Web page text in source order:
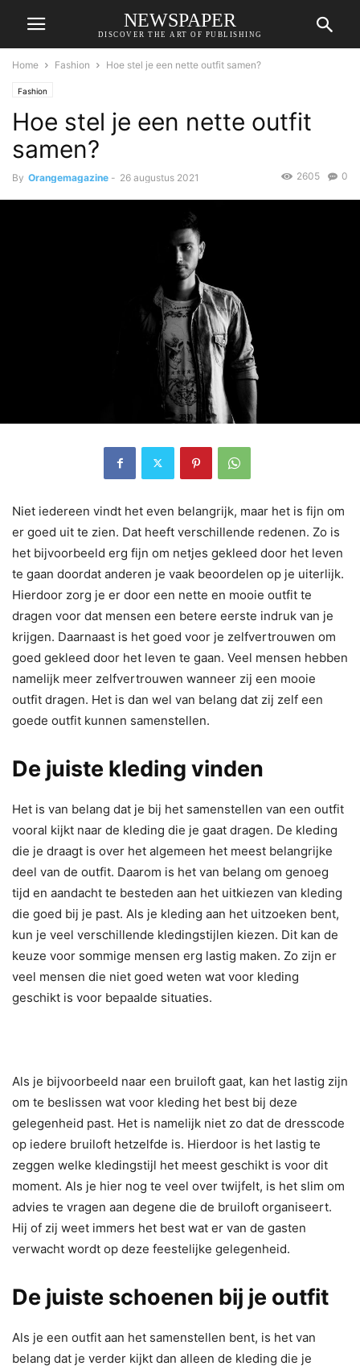
NEWSPAPER
DISCOVER THE ART OF PUBLISHING
Home Fashion Hoe stel je een nette outfit samen?
Fashion
Hoe stel je een nette outfit
samen?
By Orangemagazine - 26 augustus 2021 0
2605
Niet iedereen vindt het even belangrijk, maar het is fijn om
er goed uit te zien. Dat heeft verschillende redenen. Zo is
het bijvoorbeeld erg fijn om netjes gekleed door het leven
te gaan doordat anderen je vaak beoordelen op je uiterlijk.
Hierdoor zorg je er door een nette en mooie outfit te
dragen voor dat mensen een betere eerste indruk van je
krijgen. Daarnaast is het goed voor je zelfvertrouwen om
goed gekleed door het leven te gaan. Veel mensen hebben
namelijk meer zelfvertrouwen wanneer zij een mooie
outfit dragen. Het is dan wel van belang dat zij zelf een
goede outfit kunnen samenstellen.
De juiste kleding vinden
Het is van belang dat je bij het samenstellen van een outfit
vooral kijkt naar de kleding die je gaat dragen. De kleding
die je draagt is over het algemeen het meest belangrijke
deel van de outfit. Daarom is het van belang om genoeg
tijd en aandacht te besteden aan het uitkiezen van kleding
die goed bij je past. Als je kleding aan het uitzoeken bent,
kun je veel verschillende kledingstijlen kiezen. Dit kan de
keuze voor sommige mensen erg lastig maken. Zo zijn er
veel mensen die niet goed weten wat voor kleding
geschikt is voor bepaalde situaties.
Als je bijvoorbeeld naar een bruiloft gaat, kan het lastig zijn
om te beslissen wat voor kleding het best bij deze
gelegenheid past. Het is namelijk niet zo dat de dresscode
op iedere bruiloft hetzelfde is. Hierdoor is het lastig te
zeggen welke kledingstijl het meest geschikt is voor dit
moment. Als je hier nog te veel over twijfelt, is het slim om
advies te vragen aan degene die de bruiloft organiseert.
Hij of zij weet immers het best wat er van de gasten
verwacht wordt op deze feestelijke gelegenheid.
De juiste schoenen bij je outfit
Als je een outfit aan het samenstellen bent, is het van
belang dat je verder kijkt dan alleen de kleding die je